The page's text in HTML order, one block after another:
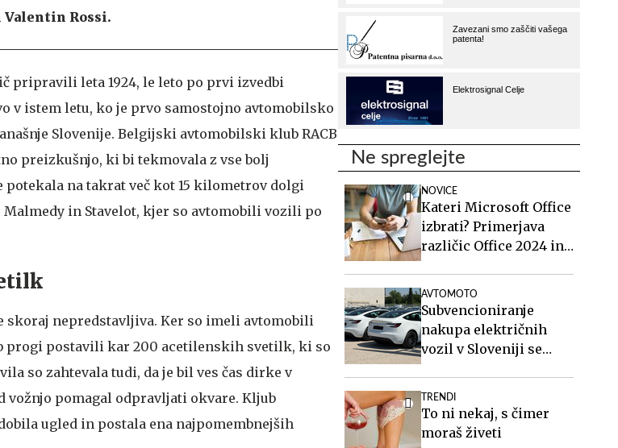
Rossi.
pripravili leta 1924, le leto po prvi izvedbi
v istem letu, ko je prvo samostojno avtomobilsko
Slovenije. Belgijski avtomobilski klub RACB
preizkušnjo, ki bi tekmovala z vse bolj
na takrat več kot 15 kilometrov dolgi
in Stavelot, kjer so avtomobili vozili po
skoraj nepredstavljiva. Ker so imeli avtomobili
progi postavili kar 200 acetilenskih svetilk, ki so
so zahtevala tudi, da je bil ves čas dirke v
pomagal odpravljati okvare. Kljub
ugled in postala ena najpomembnejših
Ne spreglejte
NOVICE
Kateri Microsoft Office
izbrati? Primerjava
različic Office 2024 in
AVTOMOTO
Subvencioniranje
nakupa električnih
vozil v Sloveniji se
TRENDI
To ni nekaj, s čimer
moraš živeti